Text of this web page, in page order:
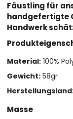
Fäustling für
handgefertigte
Handwerk
Material: 100%
Gewicht: 58gr
Herstellungsland
Masse